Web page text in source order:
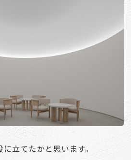
立てたかと思います。